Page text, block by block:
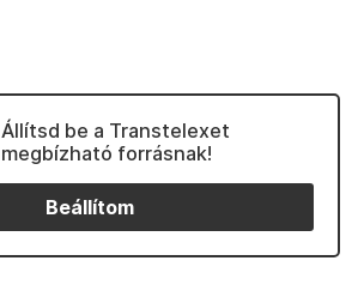
Állítsd be a Transtelexet
megbízható forrásnak!
Beállítom